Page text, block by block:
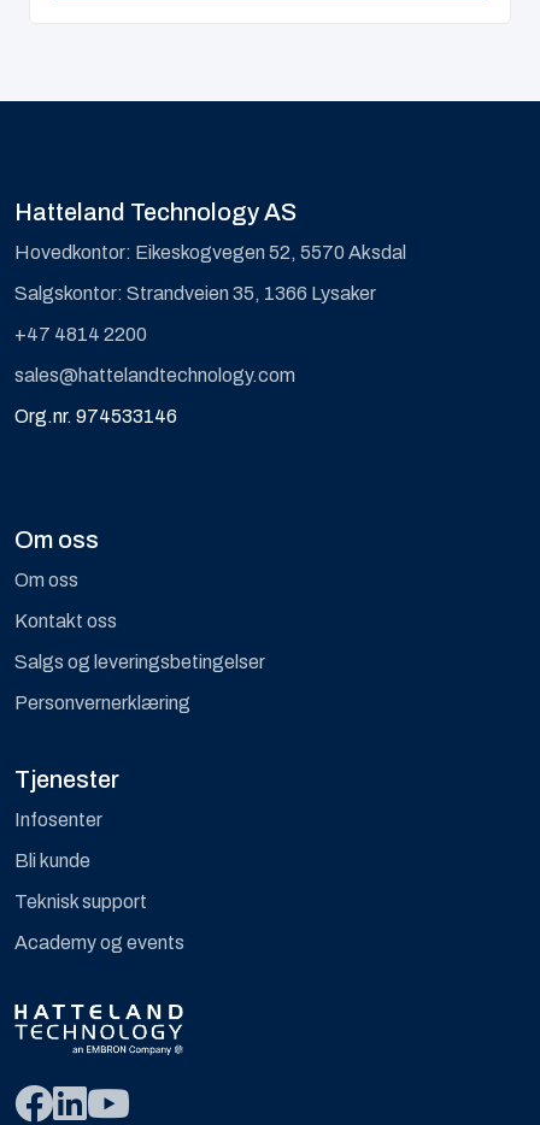
Hatteland Technology AS
Hovedkontor: Eikeskogvegen 52, 5570 Aksdal
Salgskontor: Strandveien 35, 1366 Lysaker
+47 4814 2200
sales@hattelandtechnology.com
Org.nr. 974533146
Om oss
Om oss
Kontakt oss
Salgs og leveringsbetingelser
Personvernerklæring
Tjenester
Infosenter
Bli kunde
Teknisk support
Academy og events